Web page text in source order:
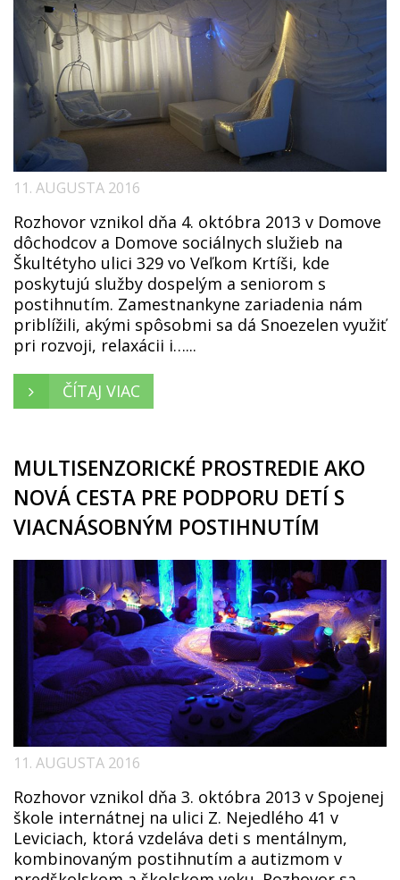
11. AUGUSTA 2016
Rozhovor vznikol dňa 4. októbra 2013 v Domove
dôchodcov a Domove sociálnych služieb na
Škultétyho ulici 329 vo Veľkom Krtíši, kde
poskytujú služby dospelým a seniorom s
postihnutím. Zamestnankyne zariadenia nám
priblížili, akými spôsobmi sa dá Snoezelen využiť
pri rozvoji, relaxácii i…...
ČÍTAJ VIAC
MULTISENZORICKÉ PROSTREDIE AKO
NOVÁ CESTA PRE PODPORU DETÍ S
VIACNÁSOBNÝM POSTIHNUTÍM
11. AUGUSTA 2016
Rozhovor vznikol dňa 3. októbra 2013 v Spojenej
škole internátnej na ulici Z. Nejedlého 41 v
Leviciach, ktorá vzdeláva deti s mentálnym,
kombinovaným postihnutím a autizmom v